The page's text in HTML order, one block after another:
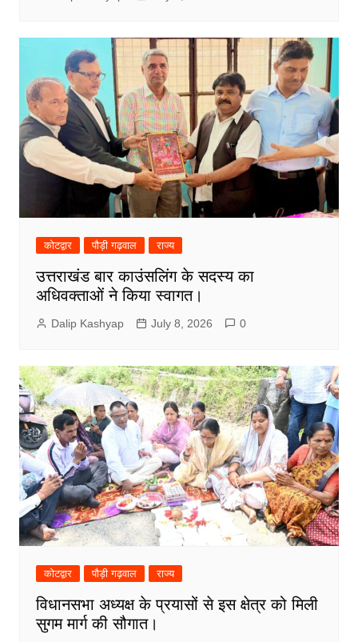
कोटद्वार पौड़ी गढ़वाल राज्य
उत्तराखंड बार काउंसलिंग के सदस्य का
अधिवक्ताओं ने किया स्वागत।
Dalip Kashyap July 8, 2026 0
कोटद्वार पौड़ी गढ़वाल राज्य
विधानसभा अध्यक्ष के प्रयासों से इस क्षेत्र को मिली
सुगम मार्ग की सौगात।